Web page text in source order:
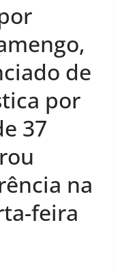
de
por
37
na
feira